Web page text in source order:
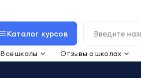
Каталог курсов
Все школы Отзывы о школах